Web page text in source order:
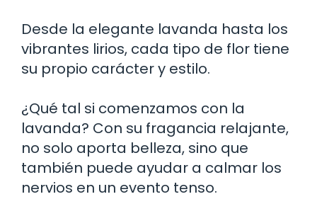
Desde la elegante lavanda hasta los
vibrantes lirios, cada tipo de flor tiene
su propio carácter y estilo.
¿Qué tal si comenzamos con la
lavanda? Con su fragancia relajante,
no solo aporta belleza, sino que
también puede ayudar a calmar los
nervios en un evento tenso.